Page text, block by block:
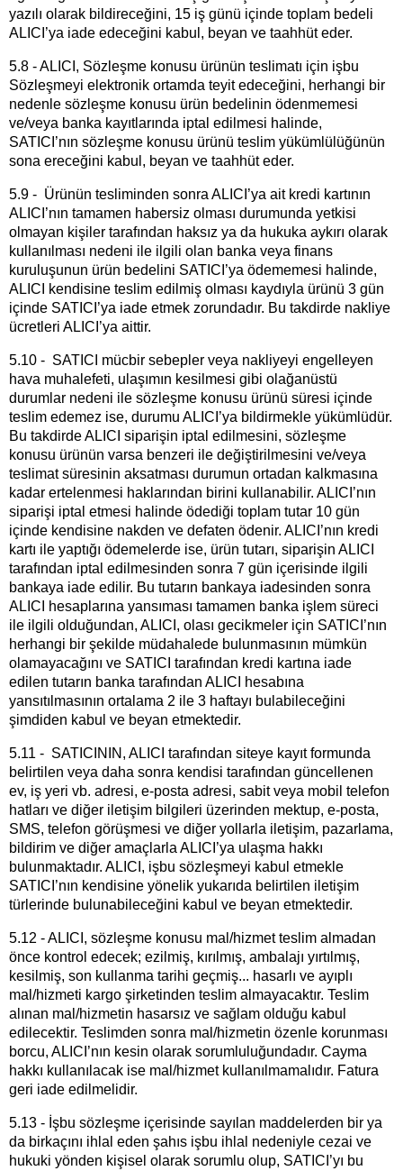
yazılı olarak bildireceğini, 15 iş günü içinde toplam bedeli
ALICI’ya iade edeceğini kabul, beyan ve taahhüt eder.
5.8 - ALICI, Sözleşme konusu ürünün teslimatı için işbu
Sözleşmeyi elektronik ortamda teyit edeceğini, herhangi bir
nedenle sözleşme konusu ürün bedelinin ödenmemesi
ve/veya banka kayıtlarında iptal edilmesi halinde,
SATICI’nın sözleşme konusu ürünü teslim yükümlülüğünün
sona ereceğini kabul, beyan ve taahhüt eder.
5.9 - Ürünün tesliminden sonra ALICI’ya ait kredi kartının
ALICI’nın tamamen habersiz olması durumunda yetkisi
olmayan kişiler tarafından haksız ya da hukuka aykırı olarak
kullanılması nedeni ile ilgili olan banka veya finans
kuruluşunun ürün bedelini SATICI’ya ödememesi halinde,
ALICI kendisine teslim edilmiş olması kaydıyla ürünü 3 gün
içinde SATICI’ya iade etmek zorundadır. Bu takdirde nakliye
ücretleri ALICI’ya aittir.
5.10 - SATICI mücbir sebepler veya nakliyeyi engelleyen
hava muhalefeti, ulaşımın kesilmesi gibi olağanüstü
durumlar nedeni ile sözleşme konusu ürünü süresi içinde
teslim edemez ise, durumu ALICI’ya bildirmekle yükümlüdür.
Bu takdirde ALICI siparişin iptal edilmesini, sözleşme
konusu ürünün varsa benzeri ile değiştirilmesini ve/veya
teslimat süresinin aksatması durumun ortadan kalkmasına
kadar ertelenmesi haklarından birini kullanabilir. ALICI’nın
siparişi iptal etmesi halinde ödediği toplam tutar 10 gün
içinde kendisine nakden ve defaten ödenir. ALICI’nın kredi
kartı ile yaptığı ödemelerde ise, ürün tutarı, siparişin ALICI
tarafından iptal edilmesinden sonra 7 gün içerisinde ilgili
bankaya iade edilir. Bu tutarın bankaya iadesinden sonra
ALICI hesaplarına yansıması tamamen banka işlem süreci
ile ilgili olduğundan, ALICI, olası gecikmeler için SATICI’nın
herhangi bir şekilde müdahalede bulunmasının mümkün
olamayacağını ve SATICI tarafından kredi kartına iade
edilen tutarın banka tarafından ALICI hesabına
yansıtılmasının ortalama 2 ile 3 haftayı bulabileceğini
şimdiden kabul ve beyan etmektedir.
5.11 - SATICININ, ALICI tarafından siteye kayıt formunda
belirtilen veya daha sonra kendisi tarafından güncellenen
ev, iş yeri vb. adresi, e-posta adresi, sabit veya mobil telefon
hatları ve diğer iletişim bilgileri üzerinden mektup, e-posta,
SMS, telefon görüşmesi ve diğer yollarla iletişim, pazarlama,
bildirim ve diğer amaçlarla ALICI’ya ulaşma hakkı
bulunmaktadır. ALICI, işbu sözleşmeyi kabul etmekle
SATICI’nın kendisine yönelik yukarıda belirtilen iletişim
türlerinde bulunabileceğini kabul ve beyan etmektedir.
5.12 - ALICI, sözleşme konusu mal/hizmet teslim almadan
önce kontrol edecek; ezilmiş, kırılmış, ambalajı yırtılmış,
kesilmiş, son kullanma tarihi geçmiş... hasarlı ve ayıplı
mal/hizmeti kargo şirketinden teslim almayacaktır. Teslim
alınan mal/hizmetin hasarsız ve sağlam olduğu kabul
edilecektir. Teslimden sonra mal/hizmetin özenle korunması
borcu, ALICI’nın kesin olarak sorumluluğundadır. Cayma
hakkı kullanılacak ise mal/hizmet kullanılmamalıdır. Fatura
geri iade edilmelidir.
5.13 - İşbu sözleşme içerisinde sayılan maddelerden bir ya
da birkaçını ihlal eden şahıs işbu ihlal nedeniyle cezai ve
hukuki yönden kişisel olarak sorumlu olup, SATICI’yı bu